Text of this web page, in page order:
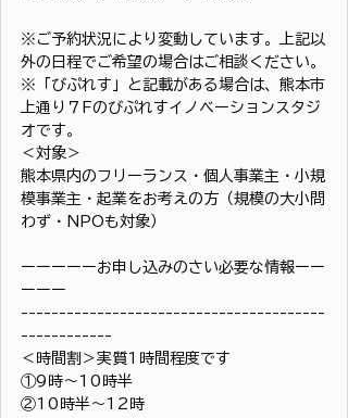
※ご予約状況により変動しています。上記以
外の日程でご希望の場合はご相談ください。
※「びぷれす」と記載がある場合は、熊本市
上通り７Fのびぷれすイノベーションスタジ
オです。
＜対象＞
熊本県内のフリーランス・個人事業主・小規
模事業主・起業をお考えの方（規模の大小問
わず・NPOも対象）
ーーーーーお申し込みのさい必要な情報ーー
ーーー
----------------------------------------
------------
＜時間割＞実質1時間程度です
①9時〜10時半
②10時半〜12時